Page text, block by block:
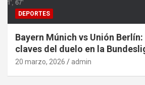
DEPORTES
Bayern Múnich vs Unión
claves del duelo en la
20 marzo, 2026 admin